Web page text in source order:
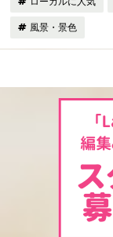
風景・景色